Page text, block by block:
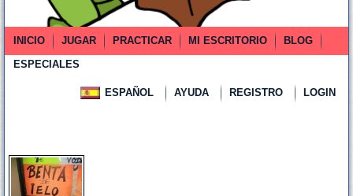
INICIO JUGAR PRACTICAR MI ESCRITORIO
BLOG
ESPECIALES
ESPAÑOL AYUDA REGISTRO LOGIN